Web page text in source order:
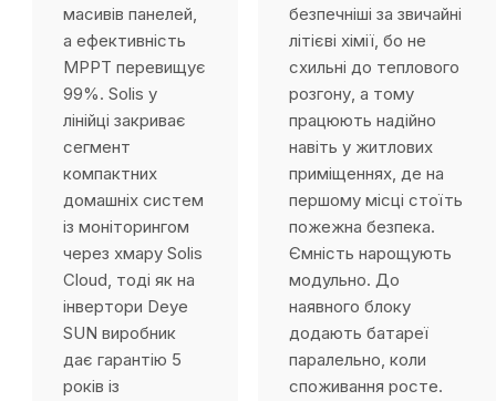
масивів панелей,
а ефективність
MPPT перевищує
99%. Solis у
лінійці закриває
сегмент
компактних
домашніх систем
із моніторингом
через хмару Solis
Cloud, тоді як на
інвертори Deye
SUN виробник
дає гарантію 5
років із
безпечніші за звичайні
літієві хімії, бо не
схильні до теплового
розгону, а тому
працюють надійно
навіть у житлових
приміщеннях, де на
першому місці стоїть
пожежна безпека.
Ємність нарощують
модульно. До
наявного блоку
додають батареї
паралельно, коли
споживання росте.